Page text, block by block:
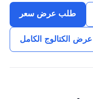
طلب عرض سعر
عرض الكتالوج الكامل